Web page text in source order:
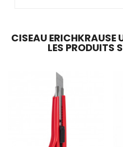
CISEAU ERICHKRAUSE
LES PRODUITS